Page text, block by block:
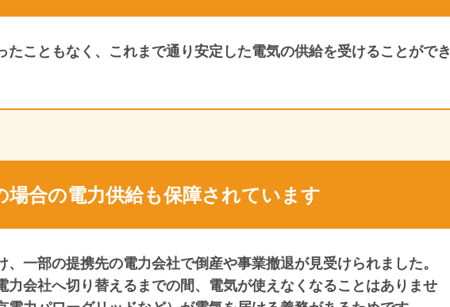
たこともなく、これまで通り安定した電気の供給を受けることができ
場合の電力供給も保障されています
一部の提携先の電力会社で倒産や事業撤退が見受けられました。
力会社へ切り替えるまでの間、電気が使えなくなることはありませ